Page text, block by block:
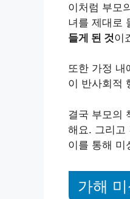
이처럼 부모
녀를 제대로
들게 된 것이
또한 가정 내
이 반사회적
결국 부모의
해요. 그리고
이를 통해 미
가해